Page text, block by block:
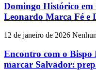
Domingo Histórico
Leonardo Marca Fé e
12 de janeiro de 2026
Encontro com o
marcar Salvador: